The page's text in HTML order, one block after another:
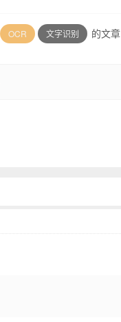
OCR 文字识别 的文章